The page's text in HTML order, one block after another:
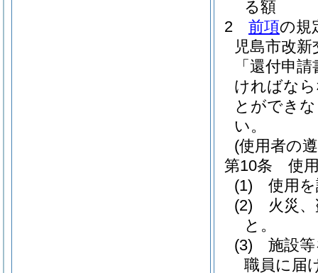
る額
2
前項の規
児島市改
「還付申
ければな
とができ
い。
(使用者の
第10条
使
(1)
使用
(2)
火災
と。
(3)
施設
職員に届